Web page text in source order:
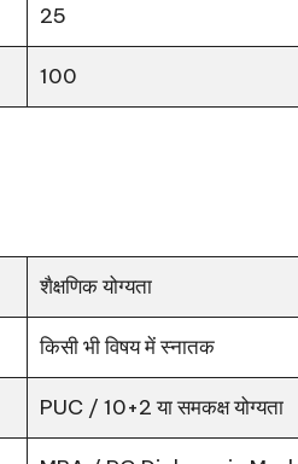
25
100
शैक्षणिक योग्यता
किसी भी विषय में स्नातक
PUC / 10+2 या समकक्ष योग्यता